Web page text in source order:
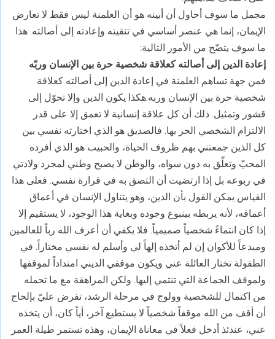
مجمل ما سوف أحاول أن أبينه هو أن العلمنة ليس فقط لا تعارض
الإيمان، إنما هي عنصر أساسي في تنقيته وإعادته إلى أصالته. هذا
ما سوف يتضّح من الأمور التالية:
إعادة الدين إلى أصالته كعلاقة شخصية حرة بين الإنسان وربّه
فمن جهة تساهم العلمنة في إعادة الدين إلى أصالته كعلاقة
شخصية حرة بين الإنسان وربه.هكذا يكون الدين وإلا تحوّل إلى
قشور وتمثيل. ذلك أن كل علاقة إنسانية لا تعمق إلا على قدر
الالتزام الشخصي الحر بها. فالصديق هو الذي اختارته نفسي بين
كل الذين جمعتني بهم ظروف الحياة، والحبيب هو الذي أفرده
المحبّ وتعلّق به دون سواه، والوطن لا يصبح وطني لمجرد ولادتي
في ربوعه بل إذا ارتضيت أن التصق به في قرارة نفسي. فعلى هذا
القياس يمكن القول بأن الدين، وهو يتناول الإنسان في أعماق
أعماقه، لأنه يربطه بينبوع وجوده وبغاية هذا الوجود، لا يستقيم إلا
إذا كان انتماءً شخصياً صميمياً. فلا يكفي أن أعرف الله رباً للعالمين
ومبدعاً للأكوان إن لم أتخذه إلهاً لي وأسلم له نفسي مختاراً. في
الطفولة تختار العائلة عني ويكون موقفي الديني امتداداً لموقفها
ولموقف الجماعة التي تنتمي إليها. ولكن المراهقة مع ما تحمله
من اكتمال للشخصية وولوج في مرحلة الرشد، تفرض عليّ بإلحاح
أن أقف من الله موقفاً شخصياً لا يستطيع آخر، أياً كان، أن يتخذه
عني، عندئذ أدخل فعلاً في معاناة الإيمان، وهذه تستمر طيلة العمر